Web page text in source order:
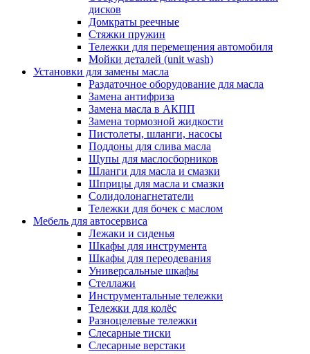
дисков
Домкраты реечные
Стяжки пружин
Тележки для перемещения автомобиля
Мойки деталей (unit wash)
Установки для замены масла
Раздаточное оборудование для масла
Замена антифриза
Замена масла в АКПП
Замена тормозной жидкости
Пистолеты, шланги, насосы
Поддоны для слива масла
Щупы для маслосборников
Шланги для масла и смазки
Шприцы для масла и смазки
Солидолонагнетатели
Тележки для бочек с маслом
Мебель для автосервиса
Лежаки и сиденья
Шкафы для инструмента
Шкафы для переодевания
Универсальные шкафы
Стеллажи
Инструментальные тележки
Тележки для колёс
Разноцелевые тележки
Слесарные тиски
Слесарные верстаки